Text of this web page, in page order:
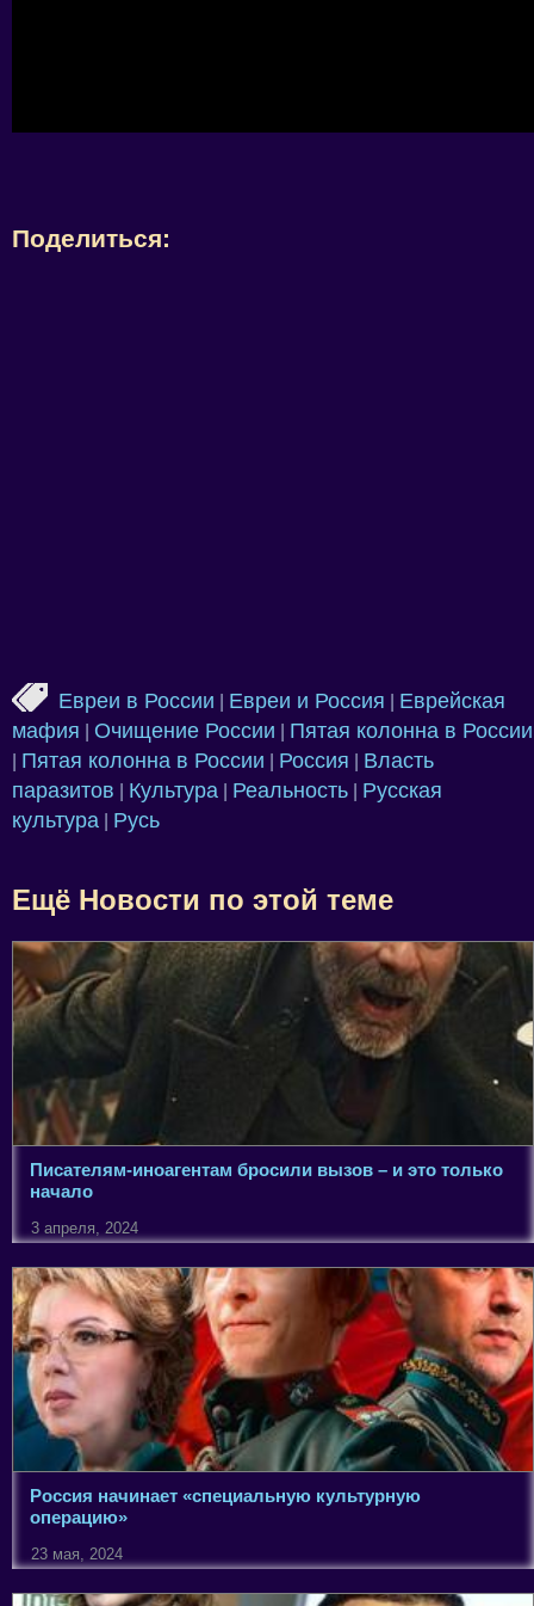
Поделиться:
Евреи в России Евреи и Россия
Еврейская
мафия
Очищение России Пятая колонна в России
Пятая колонна в России Россия
Власть
паразитов
Культура Реальность
Русская
культура
Русь
Ещё Новости по этой теме
Писателям-иноагентам бросили вызов – и это только
начало
3 апреля, 2024
Россия начинает «специальную культурную
операцию»
23 мая, 2024